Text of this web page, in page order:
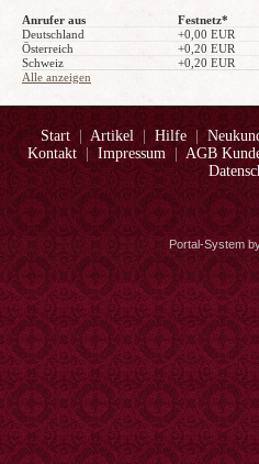
Anrufer aus Festnetz*
Deutschland
+0,00 EUR
Österreich
+0,20 EUR
Schweiz
+0,20 EUR
Alle anzeigen
Start|Artikel|Hilfe|
Kontakt | Impressum |AGB
Portal-System